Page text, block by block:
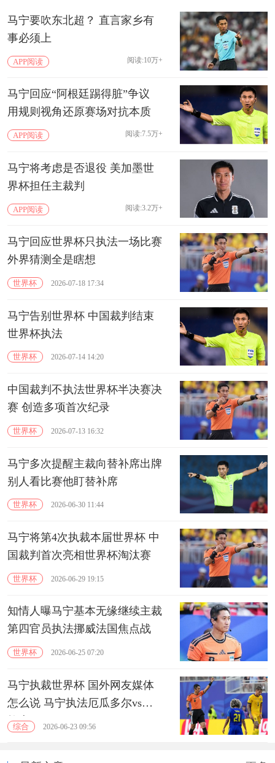
马宁要吹东北超？ 直言家乡有
事必须上
APP阅读 阅读:10万+
马宁回应“阿根廷踢得脏”争议
用规则视角还原赛场对抗本质
APP阅读 阅读:7.5万+
马宁将考虑是否退役 美加墨世
界杯担任主裁判
APP阅读 阅读:3.2万+
马宁回应世界杯只执法一场比赛
外界猜测全是瞎想
世界杯 2026-07-18 17:34
马宁告别世界杯 中国裁判结束
世界杯执法
世界杯 2026-07-14 14:20
中国裁判不执法世界杯半决赛决
赛 创造多项首次纪录
世界杯 2026-07-13 16:32
马宁多次提醒主裁向替补席出牌
别人看比赛他盯替补席
世界杯 2026-06-30 11:44
马宁将第4次执裁本届世界杯 中
国裁判首次亮相世界杯淘汰赛
世界杯 2026-06-29 19:15
知情人曝马宁基本无缘继续主裁
第四官员执法挪威法国焦点战
世界杯 2026-06-25 07:20
马宁执裁世界杯 国外网友媒体
怎么说 马宁执法厄瓜多尔vs库
拉索
综合 2026-06-23 09:56